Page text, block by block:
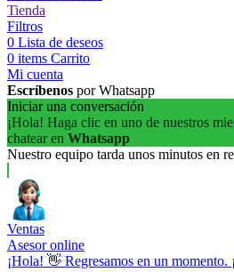
Tienda
Filtros
0 Lista de deseos
0 items Carrito
Mi cuenta
Escríbenos por Whatsapp
Iniciar una conversación
¡Hola! Haga clic en uno de nuestros
chatear en Whatsapp
Nuestro equipo tarda unos minutos en
Ventas
Asesor online
¡Hola! 👋 Regresamos en un momento.